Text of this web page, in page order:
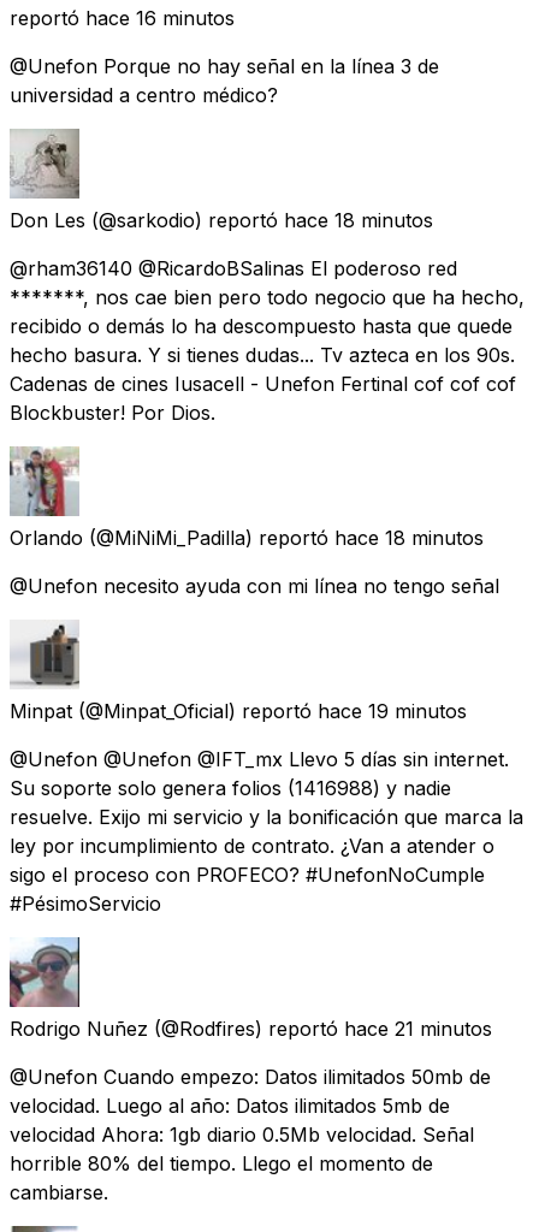
reportó hace 16 minutos
@Unefon Porque no hay señal en la línea 3 de
universidad a centro médico?
Don Les (@sarkodio) reportó hace 18 minutos
@rham36140 @RicardoBSalinas El poderoso red
*******, nos cae bien pero todo negocio que ha hecho,
recibido o demás lo ha descompuesto hasta que quede
hecho basura. Y si tienes dudas... Tv azteca en los 90s.
Cadenas de cines Iusacell - Unefon Fertinal cof cof cof
Blockbuster! Por Dios.
Orlando (@MiNiMi_Padilla) reportó hace 18 minutos
@Unefon necesito ayuda con mi línea no tengo señal
Minpat (@Minpat_Oficial) reportó hace 19 minutos
@Unefon @Unefon @IFT_mx Llevo 5 días sin internet.
Su soporte solo genera folios (1416988) y nadie
resuelve. Exijo mi servicio y la bonificación que marca la
ley por incumplimiento de contrato. ¿Van a atender o
sigo el proceso con PROFECO? #UnefonNoCumple
#PésimoServicio
Rodrigo Nuñez (@Rodfires) reportó hace 21 minutos
@Unefon Cuando empezo: Datos ilimitados 50mb de
velocidad. Luego al año: Datos ilimitados 5mb de
velocidad Ahora: 1gb diario 0.5Mb velocidad. Señal
horrible 80% del tiempo. Llego el momento de
cambiarse.